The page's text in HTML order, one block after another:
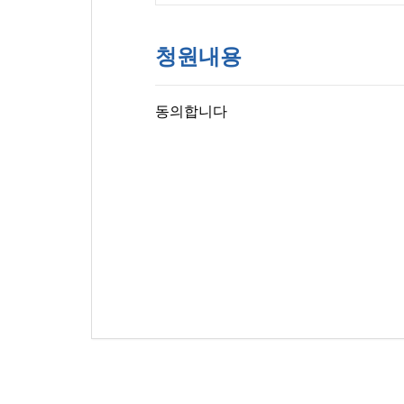
청원내용
동의합니다